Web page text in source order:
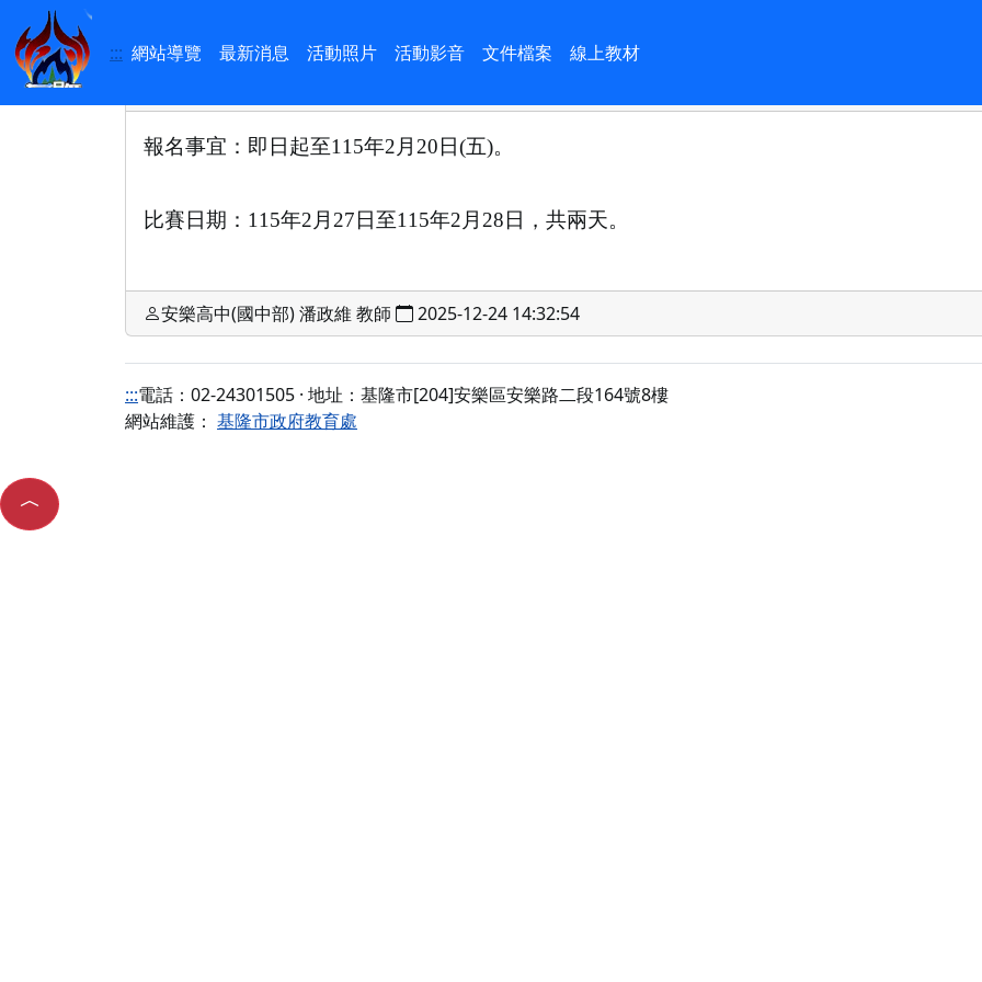
::: 網站導覽 最新消息 活動照片 活動影音 文件檔案 線上教材
報名事宜： 即日起至115年2 月 20 日(五)。
比賽日期： 115年2 月 27 日至115年2 月 28 日，共兩天。
安樂高中(國中部) 潘政維 教師 2025-12-24 14:32:54
:::電話：02-24301505 · 地址：基隆市[204]安樂區安樂路二段164號8樓
網站維護： 基隆市政府教育處